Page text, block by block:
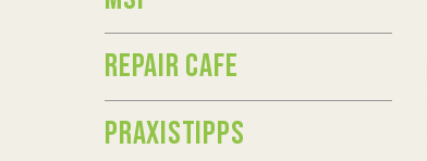
REPAIR CAFE
PRAXISTIPPS